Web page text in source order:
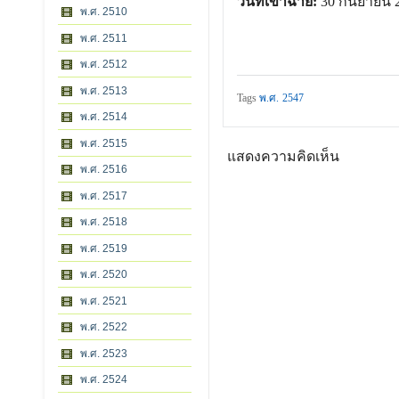
พ.ศ. 2510
พ.ศ. 2511
พ.ศ. 2512
พ.ศ. 2513
พ.ศ. 2514
พ.ศ. 2515
พ.ศ. 2516
พ.ศ. 2517
พ.ศ. 2518
พ.ศ. 2519
พ.ศ. 2520
พ.ศ. 2521
พ.ศ. 2522
พ.ศ. 2523
พ.ศ. 2524
Tagsพ.ศ. 2547
แสดงความคิดเห็น